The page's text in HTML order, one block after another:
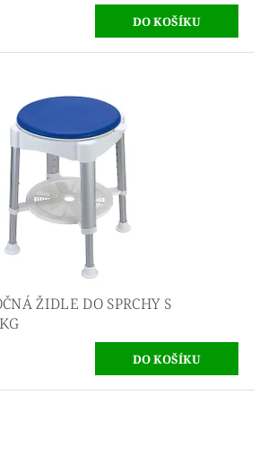
ŽIDLE DO SPRCHY S